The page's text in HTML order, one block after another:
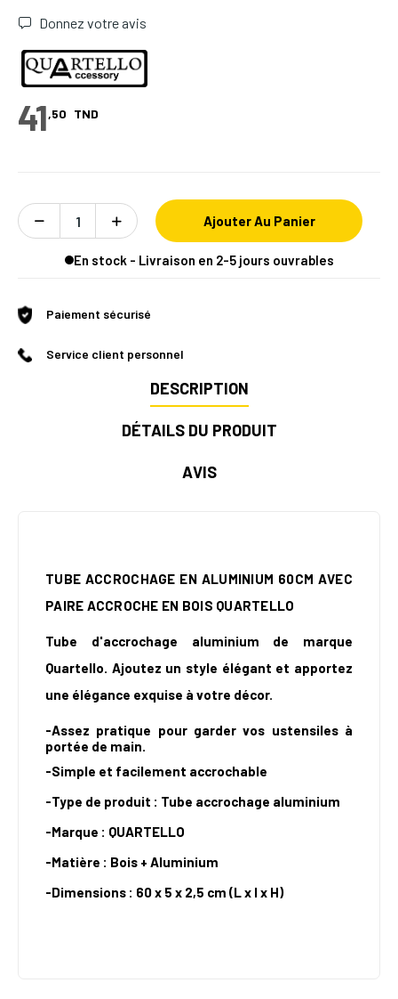
Donnez votre avis
41,50 TND
Ajouter Au Panier
En stock - Livraison en 2-5 jours ouvrables
Paiement sécurisé
Service client personnel
DESCRIPTION
DÉTAILS DU PRODUIT
AVIS
TUBE ACCROCHAGE EN ALUMINIUM 60CM AVEC
PAIRE ACCROCHE EN BOIS QUARTELLO
Tube d'accrochage aluminium de marque
Quartello. Ajoutez un style élégant et apportez
une élégance exquise à votre décor.
-Assez pratique pour garder vos ustensiles à
portée de main.
-Simple et facilement accrochable
-Type de produit : Tube accrochage aluminium
-Marque : QUARTELLO
-Matière : Bois + Aluminium
-Dimensions : 60 x 5 x 2,5 cm (L x l x H)